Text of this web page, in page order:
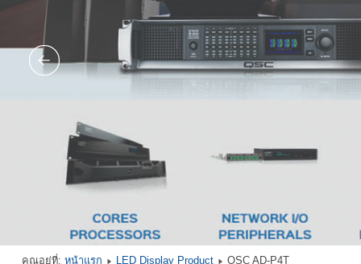
คุณอยู่ที่: หน้าแรก LED Display Product QSC AD-P4T